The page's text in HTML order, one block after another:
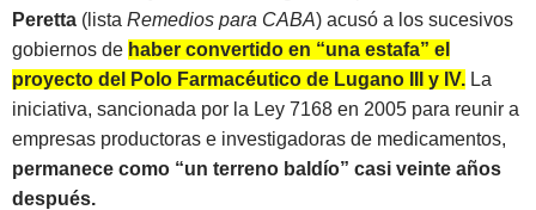
Peretta (lista Remedios para CABA) acusó a los sucesivos
gobiernos de haber convertido en “una estafa” el
proyecto del Polo Farmacéutico de Lugano III y IV. La
iniciativa, sancionada por la Ley 7168 en 2005 para reunir a
empresas productoras e investigadoras de medicamentos,
permanece como “un terreno baldío” casi veinte años
después.